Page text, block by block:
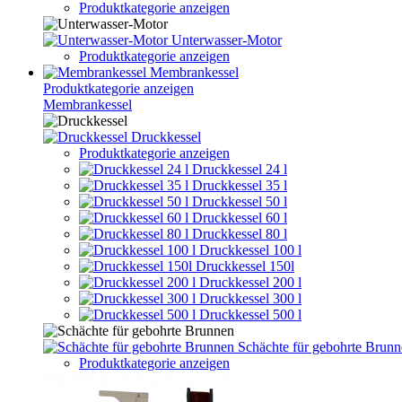
Produktkategorie anzeigen
Unterwasser-Motor
Produktkategorie anzeigen
Membrankessel
Produktkategorie anzeigen
Membrankessel
Druckkessel
Produktkategorie anzeigen
Druckkessel 24 l
Druckkessel 35 l
Druckkessel 50 l
Druckkessel 60 l
Druckkessel 80 l
Druckkessel 100 l
Druckkessel 150l
Druckkessel 200 l
Druckkessel 300 l
Druckkessel 500 l
Schächte für gebohrte
Produktkategorie anzeigen